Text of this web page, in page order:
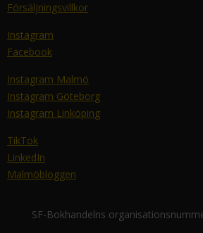
Försäljningsvillkor
Instagram
Facebook
Instagram Malmö
Instagram Göteborg
Instagram Linköping
TikTok
LinkedIn
Malmöbloggen
SF-Bokhandelns